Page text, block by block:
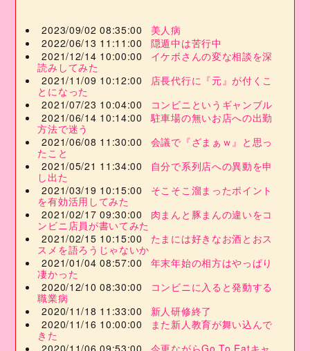
2023/09/02 08:35:00
美人病
2022/06/13 11:11:00
隠遁中は苦行中
2021/12/14 10:00:00
イケボさんの変な相談を深
読みしてみた
2021/11/09 10:12:00
店長代行に『元』が付くこ
とになった
2021/07/23 10:04:00
コンビニというギャンブル
2021/06/14 10:14:00
駐車場の無いお店への出勤
方法で迷う
2021/06/08 11:30:00
会議で『ざまぁｗ』と思っ
たこと
2021/05/21 11:34:00
自分で系列店への異動を申
し出た
2021/03/19 10:15:00
そこそこ溜まったポイント
を有効活用してみた
2021/02/17 09:30:00
肉まんと豚まんの違いをコ
ンビニ店員が書いてみた
2021/02/15 10:15:00
たまには好きなお酒とおス
スメを語ろうじゃないか
2021/01/04 08:57:00
年末年始の相方はやっぱり
凄かった
2020/12/10 08:30:00
コンビニに入ると発動する
職業病
2020/11/18 11:33:00
新人研修終了
2020/11/16 10:00:00
また新人教育が舞い込んで
きた